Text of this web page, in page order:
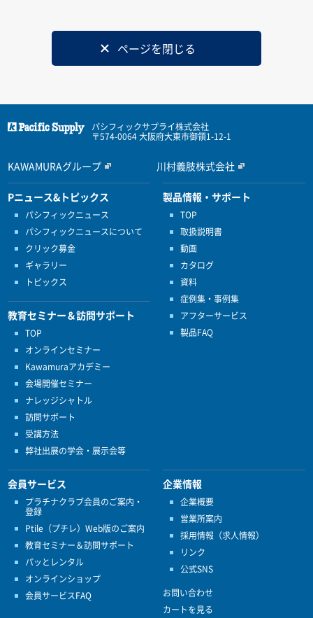
ページを閉じる
パシフィックサプライ株式会社
〒574-0064 大阪府大東市御領1-12-1
KAWAMURAグループ 川村義肢株式会社
Pニュース&トピックス
パシフィックニュース
パシフィックニュースについて
クリック募金
ギャラリー
トピックス
教育セミナー＆訪問サポート
TOP
オンラインセミナー
Kawamuraアカデミー
会場開催セミナー
ナレッジシャトル
訪問サポート
受講方法
弊社出展の学会・展示会等
製品情報・サポート
TOP
取扱説明書
動画
カタログ
資料
症例集・事例集
アフターサービス
製品FAQ
会員サービス
プラチナクラブ会員のご案内・
登録
Ptile（プチレ）Web版のご案内
教育セミナー＆訪問サポート
パッとレンタル
オンラインショップ
会員サービスFAQ
企業情報
企業概要
営業所案内
採用情報（求人情報）
リンク
公式SNS
お問い合わせ
カートを見る